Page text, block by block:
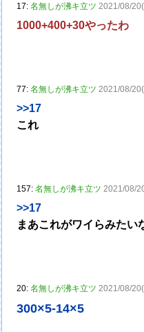
17:名無しが沸キ立ツ 2021/08/
1000+400+30やったわ
77:名無しが沸キ立ツ 2021/08/
>>17
これ
157:名無しが沸キ立ツ 2021/08/
>>17
まあこれがワイらみたい
20:名無しが沸キ立ツ 2021/08/
300×5-14×5